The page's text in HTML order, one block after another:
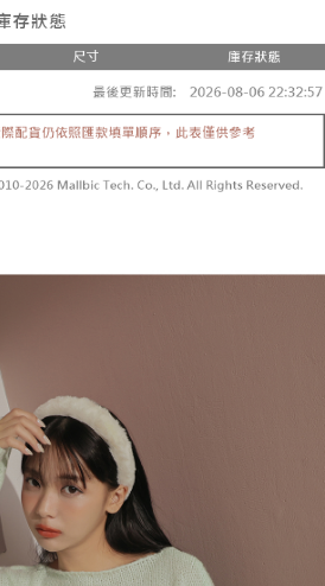
び費用については、後続の取引確認ページ
取引を行わない場合や審査が通過しない場
ルされます。「転専審査」に未通過の状況が
評価基準に達していないことを意味し、評価
かねます。
株式会社」（以下「当社」といいます）によ
引時に本サービスを通じて商品やサービスを
売買／分割払い売買の債権を当社に譲渡した
求書で帳款を支払うことになります。
る契約関係の目的から、店舗はあなたの個人
を含む）を台湾大哥大に提供し、収集、処理
があなた本人と分割請求書に必要な情報の確
。
約については、以下のリンクを参照してくだ
を進めてください。
要です。商品はご指定の住所に配送されま
に支払い通知のSMSが届きます。アプリ会員
不要です。商品を確かめてから、SMSまた
求した期日と、AFTEEで延長できる日数をも
注文すると、商品を受け取るまで支払い期限
内に受け取れない場合があります（例：予
遅い商品）。そのため、商品到着の有無に関
期限内にお支払いください。
、認証結果及び当社の審査の結果に基づ
。
用いただけます。
払い」（以下当サービスという）はネットプ
という）が提供し、AFTEEが代金を徴収し
以上で送料無料
以上で送料無料
以上で送料無料
以上で送料無料